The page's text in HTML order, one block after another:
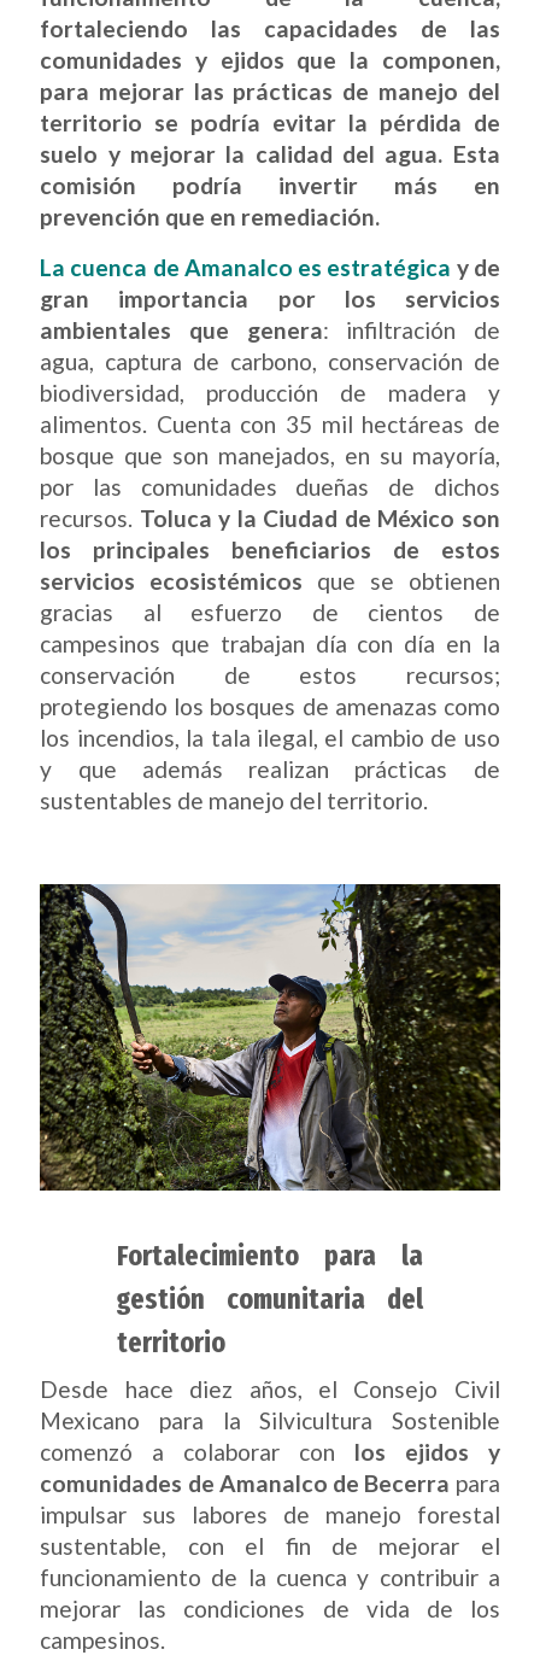
fortaleciendo las capacidades de las
comunidades y ejidos que la componen,
para mejorar las prácticas de manejo del
territorio se podría evitar la pérdida de
suelo y mejorar la calidad del agua. Esta
comisión podría invertir más en
prevención que en remediación.
La cuenca de Amanalco es estratégica y de
gran importancia por los servicios
ambientales que genera: infiltración de
agua, captura de carbono, conservación de
biodiversidad, producción de madera y
alimentos. Cuenta con 35 mil hectáreas de
bosque que son manejados, en su mayoría,
por las comunidades dueñas de dichos
recursos. Toluca y la Ciudad de México son
los principales beneficiarios de estos
servicios ecosistémicos que se obtienen
gracias al esfuerzo de cientos de
campesinos que trabajan día con día en la
conservación de estos recursos;
protegiendo los bosques de amenazas como
los incendios, la tala ilegal, el cambio de uso
y que además realizan prácticas de
sustentables de manejo del territorio.
Fortalecimiento para la
gestión comunitaria del
territorio
Desde hace diez años, el Consejo Civil
Mexicano para la Silvicultura Sostenible
comenzó a colaborar con los ejidos y
comunidades de Amanalco de Becerra para
impulsar sus labores de manejo forestal
sustentable, con el fin de mejorar el
funcionamiento de la cuenca y contribuir a
mejorar las condiciones de vida de los
campesinos.